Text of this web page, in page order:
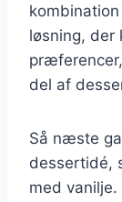
løsning, der
del af
Så næste
dessertidé,
med